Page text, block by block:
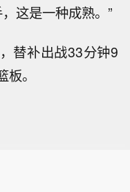
这是一种成熟。”
替补出战33分钟9
。